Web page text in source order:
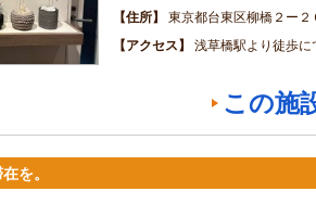
住所
東京都台東区柳橋２ー２
アクセス
浅草橋駅より徒歩に
この施
を。